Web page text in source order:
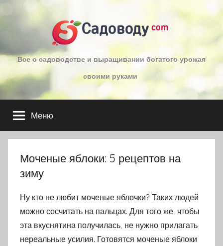
к
Садоводу com
Все о садоводстве и выращивании богатого урожая
своими руками
Меню
Моченые яблоки: 5 рецептов на
зиму
Ну кто не любит моченые яблочки? Таких людей
можно сосчитать на пальцах. Для того же, чтобы
эта вкуснятина получилась, не нужно прилагать
нереальные усилия. Готовятся моченые яблоки